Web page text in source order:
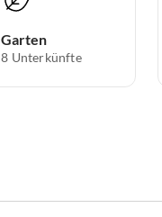
Garten
8 Unterkünfte